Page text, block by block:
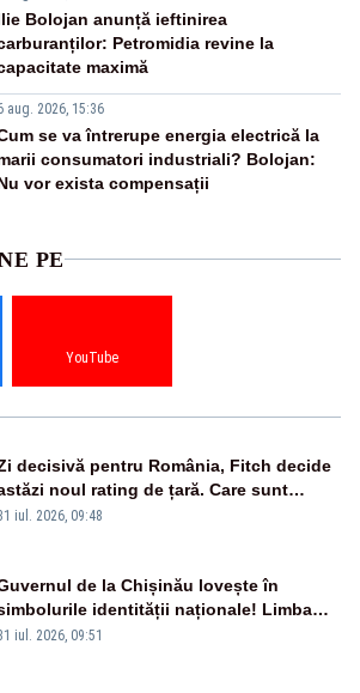
Bolojan anunță ieftinirea
Petromidia revine la
maximă
aug. 2026, 15:36
se va întrerupe energia electrică la
consumatori industriali? Bolojan:
vor exista compensații
PE
YouTube
decisivă pentru România, Fitch decide
noul rating de țară. Care sunt
retrogradării la categoria „junk”
iul. 2026, 09:48
de la Chișinău lovește în
identității naționale! Limba
nu se economisește! Limba
iul. 2026, 09:51